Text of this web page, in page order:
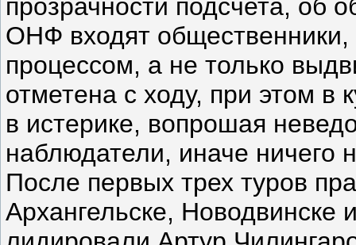
прозрачности подсчета, об
ОНФ входят
процессом, а не только
отметена с ходу, при этом в
в истерике, вопрошая
наблюдатели, иначе ничего
После первых трех туров
Архангельске, Новодвинске